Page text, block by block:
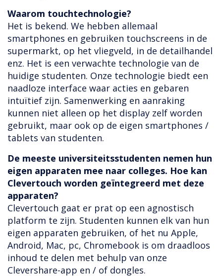
Waarom touchtechnologie?
Het is bekend. We hebben allemaal
smartphones en gebruiken touchscreens in de
supermarkt, op het vliegveld, in de detailhandel
enz. Het is een verwachte technologie van de
huidige studenten. Onze technologie biedt een
naadloze interface waar acties en gebaren
intuïtief zijn. Samenwerking en aanraking
kunnen niet alleen op het display zelf worden
gebruikt, maar ook op de eigen smartphones /
tablets van studenten.
De meeste universiteitsstudenten nemen hun
eigen apparaten mee naar colleges. Hoe kan
Clevertouch worden geïntegreerd met deze
apparaten?
Clevertouch gaat er prat op een agnostisch
platform te zijn. Studenten kunnen elk van hun
eigen apparaten gebruiken, of het nu Apple,
Android, Mac, pc, Chromebook is om draadloos
inhoud te delen met behulp van onze
Clevershare-app en / of dongles.